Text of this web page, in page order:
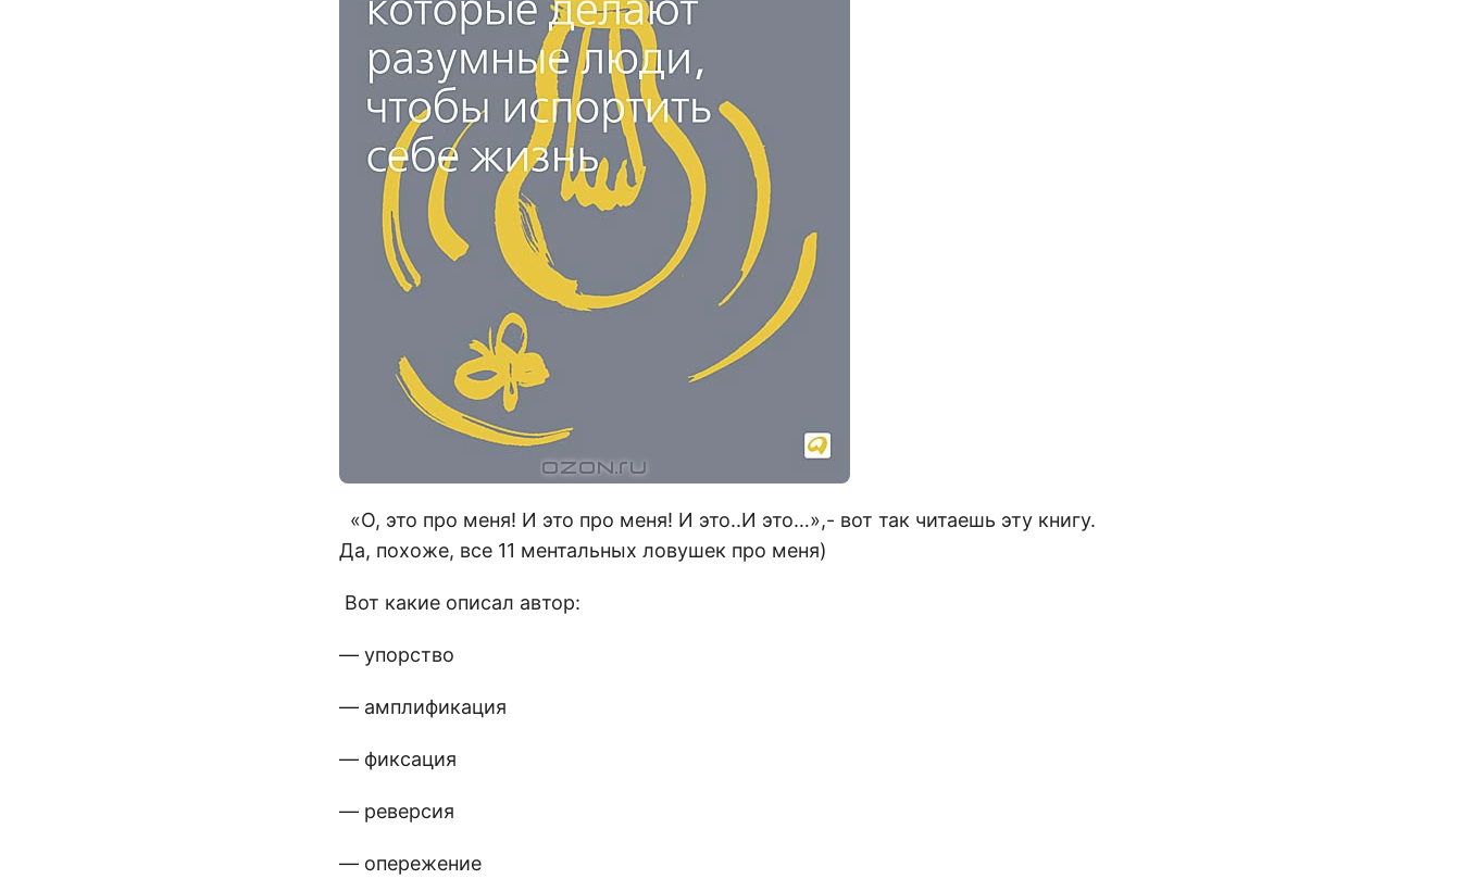
«О, это про меня! И это про меня! И это..И это…»,- вот так читаешь эту книгу.
Да, похоже, все 11 ментальных ловушек про меня)
Вот какие описал автор:
— упорство
— амплификация
— фиксация
— реверсия
— опережение